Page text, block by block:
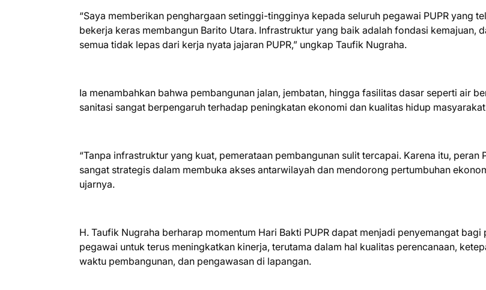
“Saya memberikan penghargaan setinggi-tingginya kepada seluruh pegawai PUPR yang
bekerja keras membangun Barito Utara. Infrastruktur yang baik adalah fondasi kemajuan,
semua tidak lepas dari kerja nyata jajaran PUPR,” ungkap Taufik Nugraha.
Ia menambahkan bahwa pembangunan jalan, jembatan, hingga fasilitas dasar seperti air
sanitasi sangat berpengaruh terhadap peningkatan ekonomi dan kualitas hidup
“Tanpa infrastruktur yang kuat, pemerataan pembangunan sulit tercapai. Karena itu, peran
sangat strategis dalam membuka akses antarwilayah dan mendorong pertumbuhan
ujarnya.
H. Taufik Nugraha berharap momentum Hari Bakti PUPR dapat menjadi penyemangat bagi
pegawai untuk terus meningkatkan kinerja, terutama dalam hal kualitas perencanaan,
waktu pembangunan, dan pengawasan di lapangan.